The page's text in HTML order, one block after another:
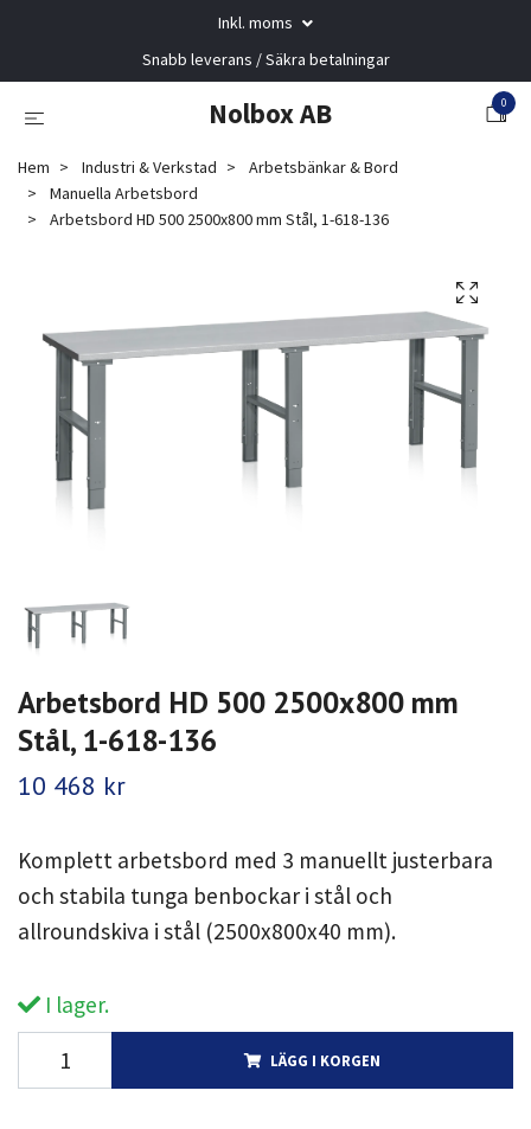
Inkl. moms
Snabb leverans / Säkra betalningar
Nolbox AB 0
Hem Industri & Verkstad
Arbetsbänkar & Bord
Manuella Arbetsbord
Arbetsbord HD 500 2500x800 mm Stål, 1-618-136
Arbetsbord HD 500 2500x800 mm
Stål, 1-618-136
10 468 kr
Komplett arbetsbord med 3 manuellt justerbara
och stabila tunga benbockar i stål och
allroundskiva i stål (2500x800x40 mm).
I lager.
LÄGG I KORGEN